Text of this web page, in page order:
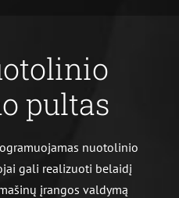
pultas
nuotolinio
gali realizuoti belaidį
įrangos valdymą